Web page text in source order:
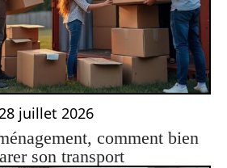
juillet 2026
comment bien
son transport